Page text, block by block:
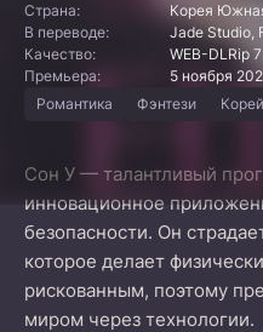
Страна:
Корея
В переводе:
Jade Studio,
Качество:
WEB-DLRip
Премьера:
5 ноября
Романтика
Фэнтези
Сон У — талантливый
инновационное
безопасности. Он
которое делает
рискованным, поэтому
миром через технологии.